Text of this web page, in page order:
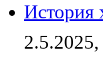
История